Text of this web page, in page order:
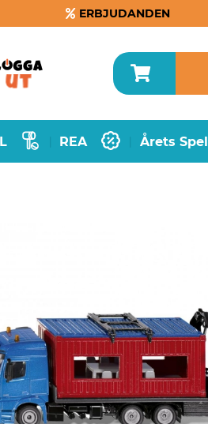
ERBJUDANDEN
REA Årets Spel